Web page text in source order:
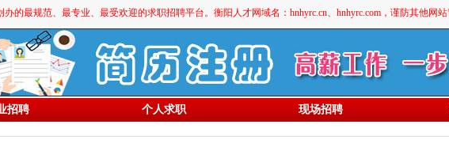
的最规范、最专业、最受欢迎的求职招聘平台。衡阳人才网域名：hnhyrc.cn、hnhyrc.com，谨防其他网站
招聘 个人求职 现场招聘